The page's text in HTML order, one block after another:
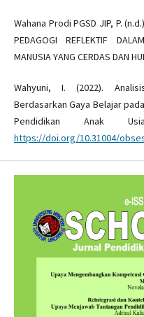
Wahana Prodi PGSD JIP, P.
PEDAGOGI REFLEKTIF
MANUSIA YANG CERDAS DAN
Wahyuni, I. (2022).
Berdasarkan Gaya Belajar
Pendidikan Anak
https://doi.org/10.31004/